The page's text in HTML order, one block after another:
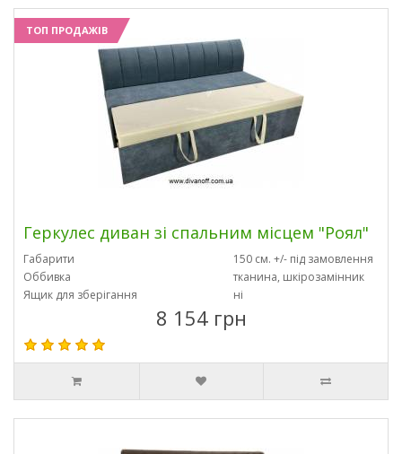
ТОП ПРОДАЖІВ
Геркулес диван зі спальним місцем "Роял"
Габарити
150 см. +/- під замовлення
Оббивка
тканина, шкірозамінник
Ящик для зберігання
ні
8 154 грн